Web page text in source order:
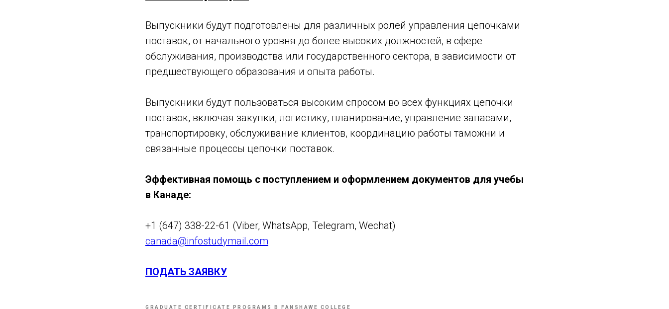
Выпускники будут подготовлены для различных ролей управления цепочками
поставок, от начального уровня до более высоких должностей, в сфере
обслуживания, производства или государственного сектора, в зависимости от
предшествующего образования и опыта работы.
Выпускники будут пользоваться высоким спросом во всех функциях цепочки
поставок, включая закупки, логистику, планирование, управление запасами,
транспортировку, обслуживание клиентов, координацию работы таможни и
связанные процессы цепочки поставок.
Эффективная помощь с поступлением и оформлением документов для учебы
в Канаде:
+1 (647) 338-22-61 (Viber, WhatsApp, Telegram, Wechat)
canada@infostudymail.com
ПОДАТЬ ЗАЯВКУ
GRADUATE CERTIFICATE PROGRAMS В FANSHAWE COLLEGE